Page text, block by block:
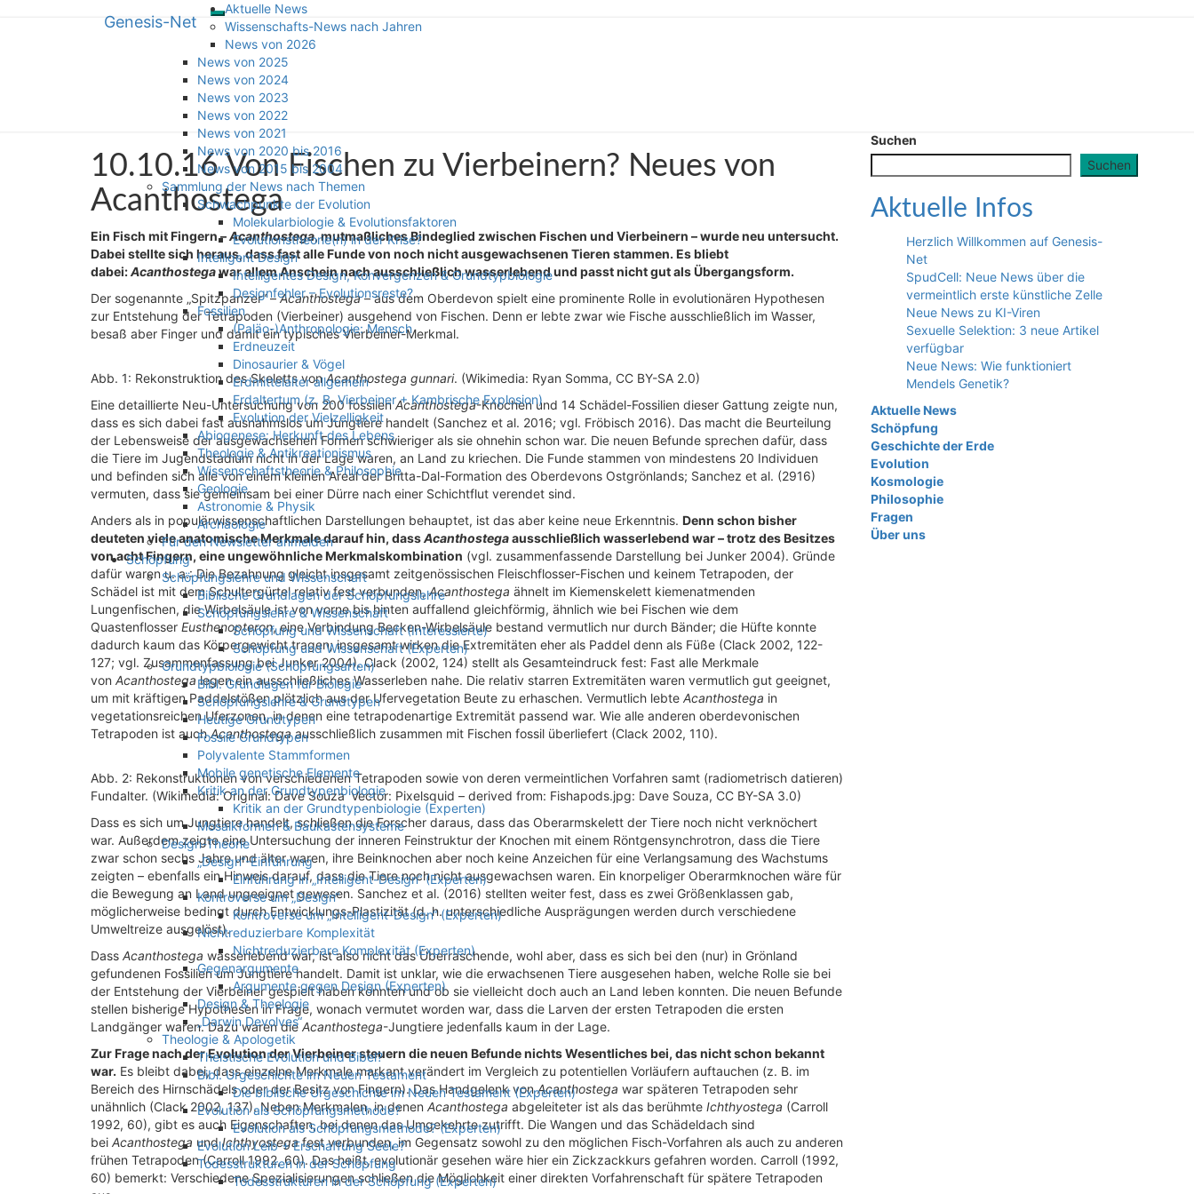
Toggle
navigation
Genesis-Net
Aktuelle News
Wissenschafts-News nach Jahren
News von 2026
News von 2025
News von 2024
News von 2023
News von 2022
News von 2021
News von 2020 bis 2016
News von 2015 bis 2004
Sammlung der News nach Themen
Schwachpunkte der Evolution
Molekularbiologie & Evolutionsfaktoren
Evolutionstheorie(n) in der Krise?
Intelligent Design
Intelligentes Design, Konvergenzen & Grundtypbiologie
Designfehler – Evolutionsreste?
Fossilien
(Paläo-)Anthropologie: Mensch
Erdneuzeit
Dinosaurier & Vögel
Erdmittelalter allgemein
Erdaltertum (z. B. Vierbeiner + Kambrische Explosion)
Evolution der Vielzelligkeit
Abiogenese: Herkunft des Lebens
Theologie & Antikreationismus
Wissenschaftstheorie & Philosophie
Geologie
Astronomie & Physik
Archäologie
Für den Newsletter anmelden
Schöpfung
Schöpfungslehre und Wissenschaft
Biblische Grundlagen der Schöpfungslehre
Schöpfungslehre & Wissenschaft
Schöpfung und Wissenschaft (Interessierte)
Schöpfung und Wissenschaft (Experten)
Grundtypbiologie (Schöpfungsarten)
Bibl. Grundlagen für Biologie
Schöpfungslehre & Grundtypen
Heutige Grundtypen
Fossile Grundtypen
Polyvalente Stammformen
Mobile genetische Elemente
Kritik an der Grundtypenbiologie
Kritik an der Grundtypenbiologie (Experten)
Mosaikformen & Baukastensysteme
Design-Theorie
„Design“-Einführung
Einführung in „Intelligent-Design“ (Experten)
Kontroverse um „Design“
Kontroverse um „Intelligent-Design“ (Experten)
Nichtreduzierbare Komplexität
Nichtreduzierbare Komplexität (Experten)
Gegenargumente
Argumente gegen Design (Experten)
Design & Theologie
„Darwin Devolves“
Theologie & Apologetik
Theistische Evolution und Bibel?
Bibl. Urgeschichte im Neuen Testament
Die biblische Urgeschichte im Neuen Testament (Experten)
Evolution als Schöpfungsmethode?
Evolution als Schöpfungsmethode? (Experten)
Evolution Leib + Erschaffung Seele?
Todesstrukturen in der Schöpfung
Todesstrukturen in der Schöpfung (Experten)
Genesis-Net
Wissenschaft aus Schöpfungsperspektive
10.10.16
Von
Fischen
zu
Vierbeinern?
Neues
von
Acanthostega
10.10.16 Von Fischen zu Vierbeinern? Neues von
Acanthostega
Ein Fisch mit Fingern –Acanthostega, mutmaßliches Bindeglied zwischen Fischen und Vierbeinern – wurde neu untersucht.
Dabei stellte sich heraus, dass fast alle Funde von noch nicht ausgewachsenen Tieren stammen. Es bliebt
dabei:Acanthostegawar allem Anschein nach ausschließlich wasserlebend und passt nicht gut als Übergangsform.
Der sogenannte „Spitzpanzer“ –Acanthostega– aus dem Oberdevon spielt eine prominente Rolle in evolutionären Hypothesen
zur Entstehung der Tetrapoden (Vierbeiner) ausgehend von Fischen. Denn er lebte zwar wie Fische ausschließlich im Wasser,
besaß aber Finger und damit ein typisches Vierbeiner-Merkmal.
Abb. 1: Rekonstruktion des Skeletts vonAcanthostega gunnari. (Wikimedia: Ryan Somma, CC BY-SA 2.0)
Eine detaillierte Neu-Untersuchung von 200 fossilenAcanthostega-Knochen und 14 Schädel-Fossilien dieser Gattung zeigte nun,
dass es sich dabei fast ausnahmslos um Jungtiere handelt (Sanchez et al. 2016; vgl. Fröbisch 2016). Das macht die Beurteilung
der Lebensweise der ausgewachsenen Formen schwieriger als sie ohnehin schon war. Die neuen Befunde sprechen dafür, dass
die Tiere im Jugendstadium nicht in der Lage waren, an Land zu kriechen. Die Funde stammen von mindestens 20 Individuen
und befinden sich alle von einem kleinen Areal der Britta-Dal-Formation des Oberdevons Ostgrönlands; Sanchez et al. (2916)
vermuten, dass sie gemeinsam bei einer Dürre nach einer Schichtflut verendet sind.
Anders als in populärwissenschaftlichen Darstellungen behauptet, ist das aber keine neue Erkenntnis. Denn schon bisher
deuteten viele anatomische Merkmale darauf hin, dassAcanthostegaausschließlich wasserlebend war – trotz des Besitzes
von acht Fingern, eine ungewöhnliche Merkmalskombination (vgl. zusammenfassende Darstellung bei Junker 2004). Gründe
dafür waren u. a.: Die Bezahnung gleicht insgesamt zeitgenössischen Fleischflosser-Fischen und keinem Tetrapoden, der
Schädel ist mit dem Schultergürtel relativ fest verbunden,Acanthostega ähnelt im Kiemenskelett kiemenatmenden
Lungenfischen, die Wirbelsäule ist von vorne bis hinten auffallend gleichförmig, ähnlich wie bei Fischen wie dem
Quastenflosser Eusthenopteron, eine Verbindung Becken-Wirbelsäule bestand vermutlich nur durch Bänder; die Hüfte konnte
dadurch kaum das Körpergewicht tragen; insgesamt wirken die Extremitäten eher als Paddel denn als Füße (Clack 2002, 122-
127; vgl. Zusammenfassung bei Junker 2004). Clack (2002, 124) stellt als Gesamteindruck fest: Fast alle Merkmale
von Acanthostegalegen ein ausschließliches Wasserleben nahe. Die relativ starren Extremitäten waren vermutlich gut geeignet,
um mit kräftigen Paddelstößen plötzlich aus der Ufervegetation Beute zu erhaschen. Vermutlich lebte Acanthostega in
vegetationsreichen Uferzonen, in denen eine tetrapodenartige Extremität passend war. Wie alle anderen oberdevonischen
Tetrapoden ist auchAcanthostegaausschließlich zusammen mit Fischen fossil überliefert (Clack 2002, 110).
Abb. 2: Rekonstruktionen von verschiedenen Tetrapoden sowie von deren vermeintlichen Vorfahren samt (radiometrisch datieren)
Fundalter. (Wikimedia: Original: Dave Souza Vector: Pixelsquid – derived from: Fishapods.jpg: Dave Souza, CC BY-SA 3.0)
Dass es sich um Jungtiere handelt, schließen die Forscher daraus, dass das Oberarmskelett der Tiere noch nicht verknöchert
war. Außerdem zeigte eine Untersuchung der inneren Feinstruktur der Knochen mit einem Röntgensynchrotron, dass die Tiere
zwar schon sechs Jahre und älter waren, ihre Beinknochen aber noch keine Anzeichen für eine Verlangsamung des Wachstums
zeigten – ebenfalls ein Hinweis darauf, dass die Tiere noch nicht ausgewachsen waren. Ein knorpeliger Oberarmknochen wäre für
die Bewegung an Land ungeeignet gewesen. Sanchez et al. (2016) stellten weiter fest, dass es zwei Größenklassen gab,
möglicherweise bedingt durch Entwicklungs-Plastizität (d. h. unterschiedliche Ausprägungen werden durch verschiedene
Umweltreize ausgelöst).
Dass Acanthostega wasserlebend war, ist also nicht das Überraschende, wohl aber, dass es sich bei den (nur) in Grönland
gefundenen Fossilien um Jungtiere handelt. Damit ist unklar, wie die erwachsenen Tiere ausgesehen haben, welche Rolle sie bei
der Entstehung der Vierbeiner gespielt haben könnten und ob sie vielleicht doch auch an Land leben konnten. Die neuen Befunde
stellen bisherige Hypothesen in Frage, wonach vermutet worden war, dass die Larven der ersten Tetrapoden die ersten
Landgänger waren. Dazu waren die Acanthostega-Jungtiere jedenfalls kaum in der Lage.
Zur Frage nach der Evolution der Vierbeiner steuern die neuen Befunde nichts Wesentliches bei, das nicht schon bekannt
war. Es bleibt dabei, dass einzelne Merkmale markant verändert im Vergleich zu potentiellen Vorläufern auftauchen (z. B. im
Bereich des Hirnschädels oder der Besitz von Fingern). Das Handgelenk vonAcanthostega war späteren Tetrapoden sehr
unähnlich (Clack 2002, 137). Neben Merkmalen, in denen Acanthostega abgeleiteter ist als das berühmte Ichthyostega (Carroll
1992, 60), gibt es auch Eigenschaften, bei denen das Umgekehrte zutrifft. Die Wangen und das Schädeldach sind
bei Acanthostega undIchthyostegafest verbunden, im Gegensatz sowohl zu den möglichen Fisch-Vorfahren als auch zu anderen
frühen Tetrapoden (Carroll 1992, 60). Das heißt, evolutionär gesehen wäre hier ein Zickzackkurs gefahren worden. Carroll (1992,
60) bemerkt: Verschiedene Spezialisierungen schließen die Möglichkeit einer direkten Vorfahrenschaft für spätere Tetrapoden
Suchen
Suchen
Aktuelle Infos
Herzlich Willkommen auf Genesis-
Net
SpudCell: Neue News über die
vermeintlich erste künstliche Zelle
Neue News zu KI-Viren
Sexuelle Selektion: 3 neue Artikel
verfügbar
Neue News: Wie funktioniert
Mendels Genetik?
Aktuelle News
Schöpfung
Geschichte der Erde
Evolution
Kosmologie
Philosophie
Fragen
Über uns